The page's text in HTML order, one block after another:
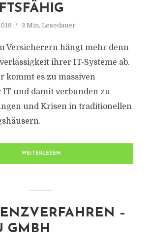
3 Min. Lesedauer
Versicherern hängt mehr denn
ihrer IT-Systeme ab.
kommt es zu massiven
IT und damit verbunden zu
und Krisen in traditionellen
WEITERLESEN
–
GMBH